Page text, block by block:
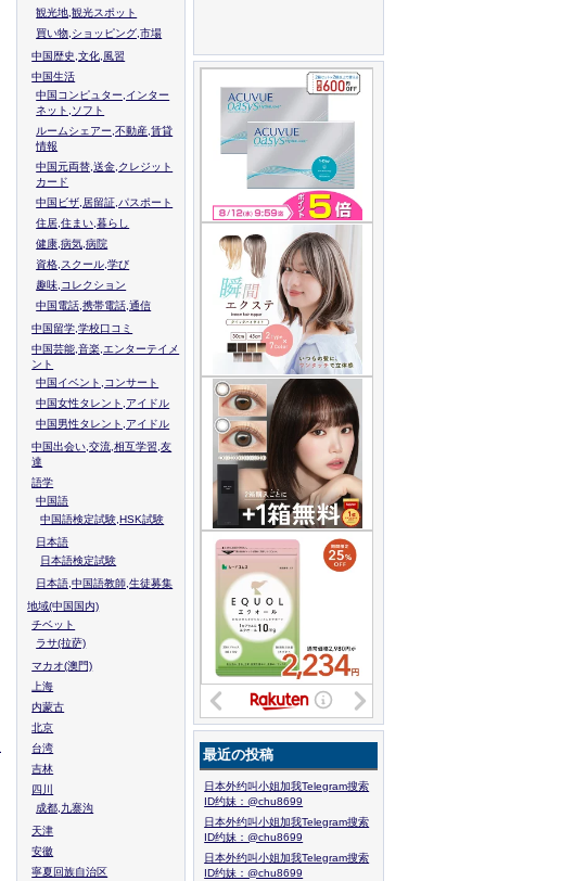
観光地,観光スポット
買い物,ショッピング,市場
中国歴史,文化,風習
中国生活
中国コンピュター,インター
ネット,ソフト
ルームシェアー,不動産,賃貸
情報
中国元両替,送金,クレジット
カード
中国ビザ,居留証,パスポート
住居,住まい,暮らし
健康,病気,病院
資格,スクール,学び
趣味,コレクション
中国電話,携帯電話,通信
中国留学,学校口コミ
中国芸能,音楽,エンターテイメ
ント
中国イベント,コンサート
中国女性タレント,アイドル
中国男性タレント,アイドル
中国出会い,交流,相互学習,友
達
語学
中国語
中国語検定試験,HSK試験
日本語
日本語検定試験
日本語,中国語教師,生徒募集
地域(中国国内)
チベット
ラサ(拉萨)
マカオ(澳門)
上海
内蒙古
北京
台湾
吉林
四川
成都,九寨沟
天津
安徽
寧夏回族自治区
最近の投稿
日本外约叫小姐加我Telegram搜索
ID约妹：@chu8699
日本外约叫小姐加我Telegram搜索
ID约妹：@chu8699
日本外约叫小姐加我Telegram搜索
ID约妹：@chu8699